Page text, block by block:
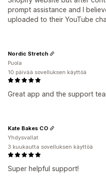
prompt assistance and I
uploaded to their YouTube
Great app and the support
Nordic Stretch
Puola
10 päivää sovelluksen käyttöä
Super helpful support!
Kate Bakes CO
Yhdysvallat
3 kuukautta sovelluksen käyttöä